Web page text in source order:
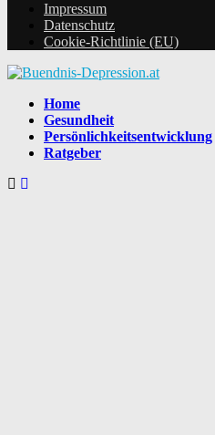
Impressum
Datenschutz
Cookie-Richtlinie (EU)
Home
Gesundheit
Persönlichkeitsentwicklung
Ratgeber